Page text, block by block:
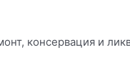
консервация и